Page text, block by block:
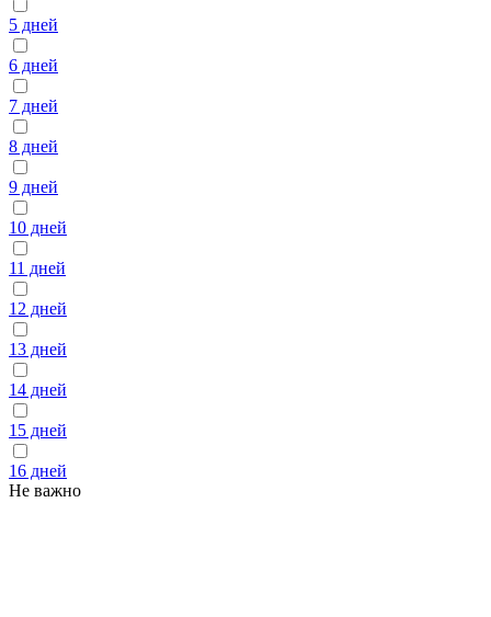
5 дней
6 дней
7 дней
8 дней
9 дней
10 дней
11 дней
12 дней
13 дней
14 дней
15 дней
16 дней
Не важно